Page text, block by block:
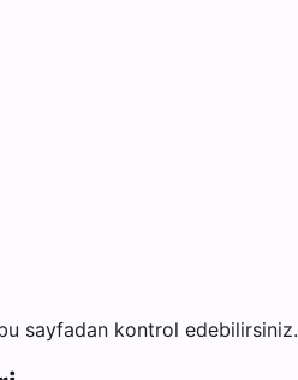
sayfadan kontrol edebilirsiniz.